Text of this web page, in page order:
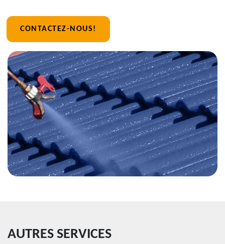
CONTACTEZ-NOUS!
AUTRES SERVICES